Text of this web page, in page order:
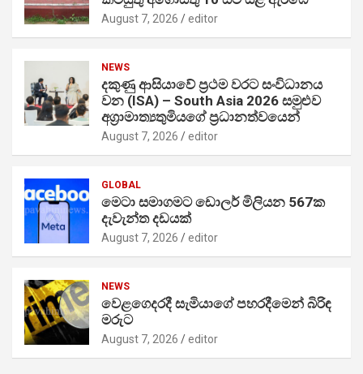
August 7, 2026 editor
NEWS
දකුණු ආසියාවේ ප්‍රථම වරට සංවිධානය
වන (ISA) – South Asia 2026 සමුළුව
අග්‍රාමාත්‍යතුමියගේ ප්‍රධානත්වයෙන්
August 7, 2026 editor
GLOBAL
මෙටා සමාගමට ඩොලර් මිලියන 567ක
දැවැන්ත දඩයක්
August 7, 2026 editor
NEWS
වෙළගෙදරදී සැමියාගේ පහරදීමෙන් බිරිඳ
මරුට
August 7, 2026 editor